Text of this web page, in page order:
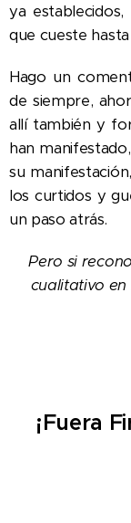
ya
que cueste
Hago un
de siempre,
allí también y
han
su
los curtidos y
un paso atrás.
Pero si
cualitativo en
¡Fuera